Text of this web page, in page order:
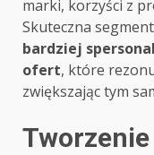
marki, korzyści z
Skuteczna
bardziej
ofert, które
zwiększając tym